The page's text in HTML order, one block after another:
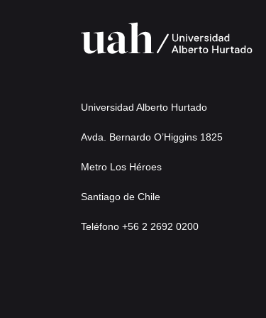
Universidad Alberto Hurtado
Avda. Bernardo O’Higgins 1825
Metro Los Héroes
Santiago de Chile
Teléfono +56 2 2692 0200